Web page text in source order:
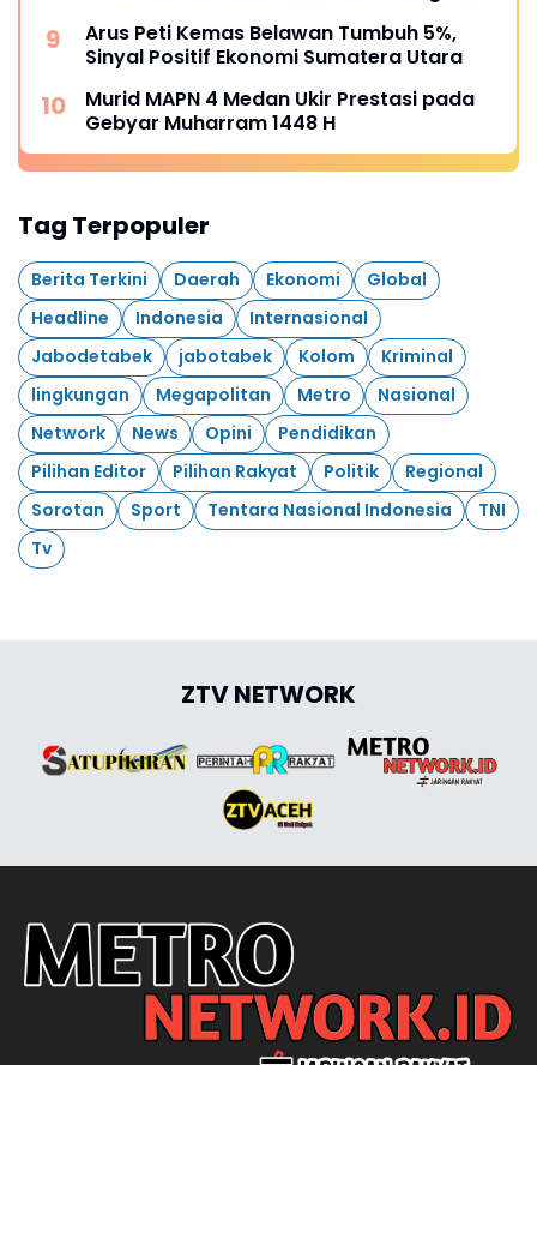
Arus Peti Kemas Belawan Tumbuh 5%,
Sinyal Positif Ekonomi Sumatera Utara
Murid MAPN 4 Medan Ukir Prestasi pada
Gebyar Muharram 1448 H
Tag Terpopuler
Berita Terkini Daerah Ekonomi
Global
Headline
Indonesia
Internasional
Jabodetabek
jabotabek Kolom
Kriminal
lingkungan
Megapolitan Metro
Nasional
Network
News Opini
Pendidikan
Pilihan Editor
Pilihan Rakyat Politik
Regional
Sorotan
Sport Tentara Nasional Indonesia
TNI
Tv
ZTV NETWORK